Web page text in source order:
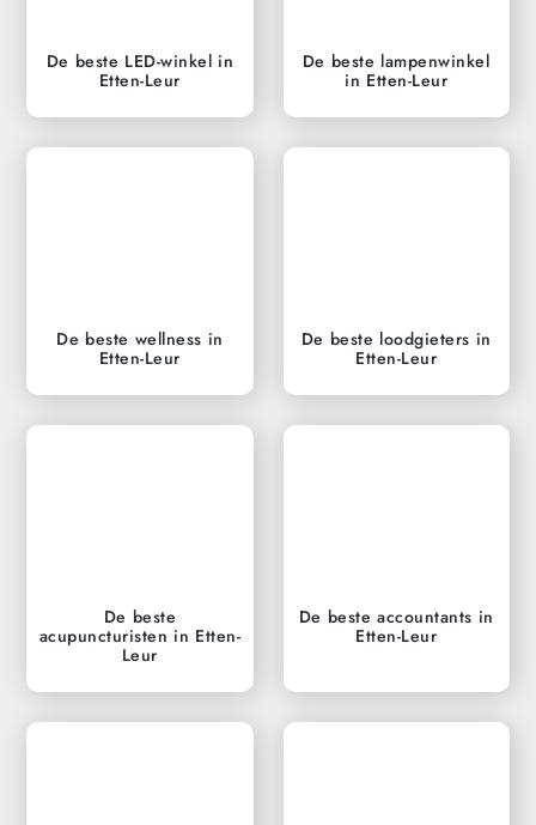
De beste LED-winkel in
Etten-Leur
De beste lampenwinkel
in Etten-Leur
De beste wellness in
Etten-Leur
De beste loodgieters in
Etten-Leur
De beste
acupuncturisten in Etten-
Leur
De beste accountants in
Etten-Leur